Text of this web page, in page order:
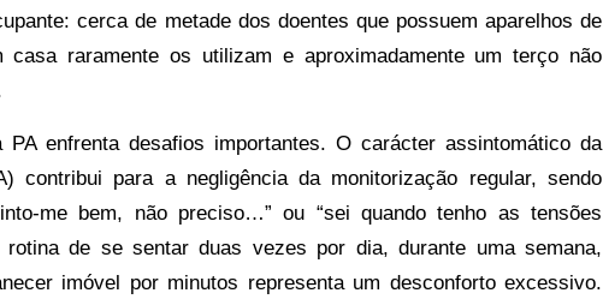
cerca de metade dos doentes que possuem aparelhos de
casa raramente os utilizam e aproximadamente um terço não
enfrenta desafios importantes. O carácter assintomático da
contribui para a negligência da monitorização regular, sendo
me bem, não preciso…” ou “sei quando tenho as tensões
de se sentar duas vezes por dia, durante uma semana,
imóvel por minutos representa um desconforto excessivo.